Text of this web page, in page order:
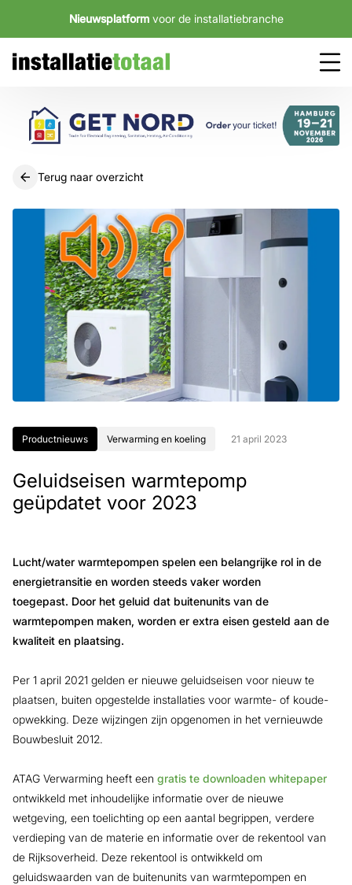
Nieuwsplatform voor de installatiebranche
Terug naar overzicht
Productnieuws Verwarming en koeling 21 april 2023
Geluidseisen warmtepomp
geüpdatet voor 2023
Lucht/water warmtepompen spelen een belangrijke rol in de
energietransitie en worden steeds vaker worden
toegepast. Door het geluid dat buitenunits van de
warmtepompen maken, worden er extra eisen gesteld aan de
kwaliteit en plaatsing.
Per 1 april 2021 gelden er nieuwe geluidseisen voor nieuw te
plaatsen, buiten opgestelde installaties voor warmte- of koude-
opwekking. Deze wijzingen zijn opgenomen in het vernieuwde
Bouwbesluit 2012.
ATAG Verwarming heeft een gratis te downloaden whitepaper
ontwikkeld met inhoudelijke informatie over de nieuwe
wetgeving, een toelichting op een aantal begrippen, verdere
verdieping van de materie en informatie over de rekentool van
de Rijksoverheid. Deze rekentool is ontwikkeld om
geluidswaarden van de buitenunits van warmtepompen en